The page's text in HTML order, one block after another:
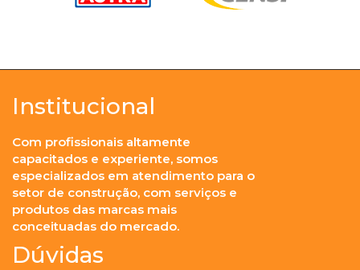
Institucional
Com profissionais altamente
capacitados e experiente, somos
especializados em atendimento para o
setor de construção, com serviços e
produtos das marcas mais
conceituadas do mercado.
Dúvidas